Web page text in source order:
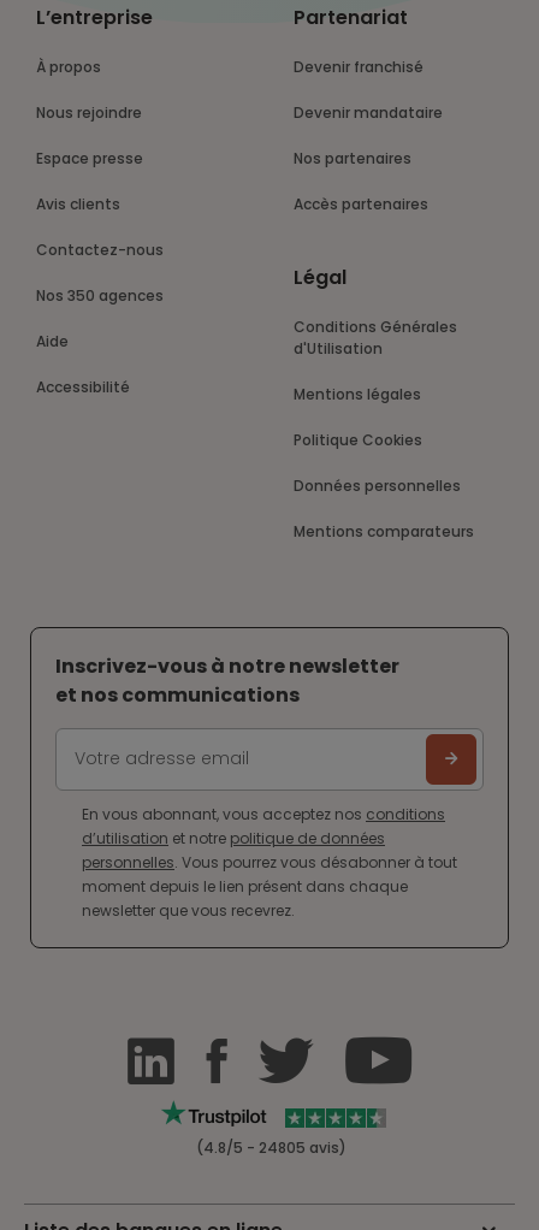
L’entreprise
À propos
Nous rejoindre
Espace presse
Avis clients
Contactez-nous
Nos 350 agences
Aide
Accessibilité
Partenariat
Devenir franchisé
Devenir mandataire
Nos partenaires
Accès partenaires
Légal
Conditions Générales
d'Utilisation
Mentions légales
Politique Cookies
Données personnelles
Mentions comparateurs
Inscrivez-vous à notre newsletter
et nos communications
En vous abonnant, vous acceptez nos conditions
d’utilisation et notre politique de données
personnelles. Vous pourrez vous désabonner à tout
moment depuis le lien présent dans chaque
newsletter que vous recevrez.
(4.8/5 - 24805 avis)